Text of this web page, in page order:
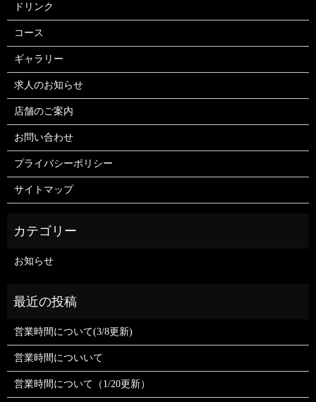
ドリンク
コース
ギャラリー
求人のお知らせ
店舗のご案内
お問い合わせ
プライバシーポリシー
サイトマップ
お知らせ
営業時間について(3/8更新)
営業時間についいて
営業時間について（1/20更新）